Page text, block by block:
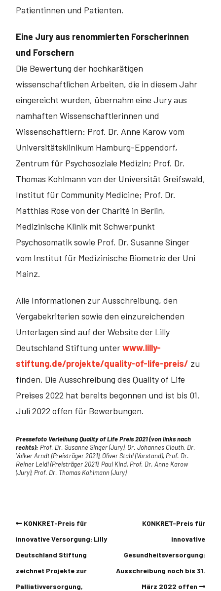
Patientinnen und Patienten.
Eine Jury aus renommierten Forscherinnen
und Forschern
Die Bewertung der hochkarätigen
wissenschaftlichen Arbeiten, die in diesem Jahr
eingereicht wurden, übernahm eine Jury aus
namhaften Wissenschaftlerinnen und
Wissenschaftlern: Prof. Dr. Anne Karow vom
Universitätsklinikum Hamburg-Eppendorf,
Zentrum für Psychosoziale Medizin; Prof. Dr.
Thomas Kohlmann von der Universität Greifswald,
Institut für Community Medicine; Prof. Dr.
Matthias Rose von der Charité in Berlin,
Medizinische Klinik mit Schwerpunkt
Psychosomatik sowie Prof. Dr. Susanne Singer
vom Institut für Medizinische Biometrie der Uni
Mainz.
Alle Informationen zur Ausschreibung, den
Vergabekriterien sowie den einzureichenden
Unterlagen sind auf der Website der Lilly
Deutschland Stiftung unterwww.lilly-
stiftung.de/projekte/quality-of-life-preis/ zu
finden. Die Ausschreibung des Quality of Life
Preises 2022 hat bereits begonnen und ist bis 01.
Juli 2022 offen für Bewerbungen.
Pressefoto Verleihung Quality of Life Preis 2021 (von links nach
rechts): Prof. Dr. Susanne Singer (Jury), Dr. Johannes Clouth, Dr.
Volker Arndt (Preisträger 2021), Oliver Stahl (Vorstand), Prof. Dr.
Reiner Leidl (Preisträger 2021), Paul Kind, Prof. Dr. Anne Karow
(Jury), Prof. Dr. Thomas Kohlmann (Jury)
KONKRET-Preis für
innovative Versorgung: Lilly
Deutschland Stiftung
zeichnet Projekte zur
Palliativversorgung,
KONKRET-Preis für
innovative
Gesundheitsversorgung:
Ausschreibung noch bis 31.
März 2022 offen